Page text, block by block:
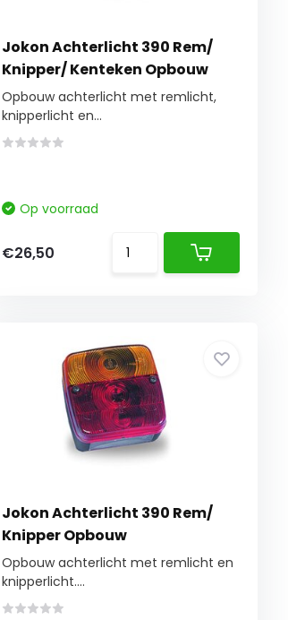
Jokon Achterlicht 390 Rem/
Knipper/ Kenteken Opbouw
Opbouw achterlicht met remlicht,
knipperlicht en...
Op voorraad
€26,50
Jokon Achterlicht 390 Rem/
Knipper Opbouw
Opbouw achterlicht met remlicht en
knipperlicht....